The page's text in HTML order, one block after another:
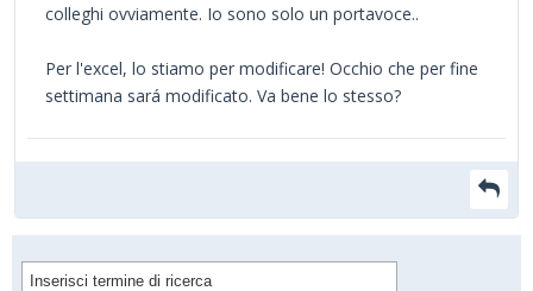
colleghi ovviamente. Io sono solo un portavoce..
Per l'excel, lo stiamo per modificare! Occhio che per fine
settimana sará modificato. Va bene lo stesso?